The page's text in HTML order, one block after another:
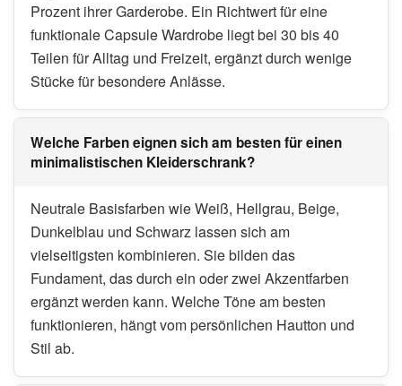
Prozent ihrer Garderobe. Ein Richtwert für eine
funktionale Capsule Wardrobe liegt bei 30 bis 40
Teilen für Alltag und Freizeit, ergänzt durch wenige
Stücke für besondere Anlässe.
Welche Farben eignen sich am besten für einen
minimalistischen Kleiderschrank?
Neutrale Basisfarben wie Weiß, Hellgrau, Beige,
Dunkelblau und Schwarz lassen sich am
vielseitigsten kombinieren. Sie bilden das
Fundament, das durch ein oder zwei Akzentfarben
ergänzt werden kann. Welche Töne am besten
funktionieren, hängt vom persönlichen Hautton und
Stil ab.